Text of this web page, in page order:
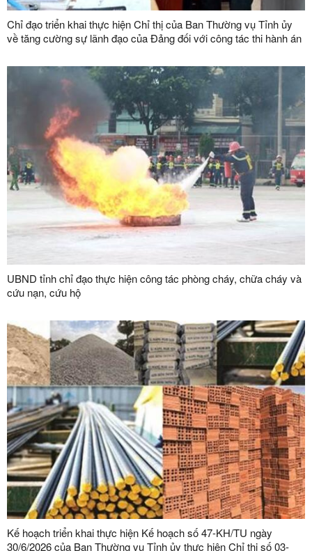
Chỉ đạo triển khai thực hiện Chỉ thị của Ban Thường vụ Tỉnh ủy
về tăng cường sự lãnh đạo của Đảng đối với công tác thi hành án
UBND tỉnh chỉ đạo thực hiện công tác phòng cháy, chữa cháy và
cứu nạn, cứu hộ
Kế hoạch triển khai thực hiện Kế hoạch số 47-KH/TU ngày
30/6/2026 của Ban Thường vụ Tỉnh ủy thực hiện Chỉ thị số 03-